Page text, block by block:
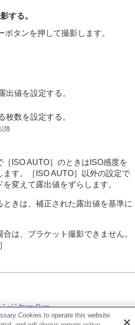
能
を撮影する
設定する
ーにRAW動画を出力する
配信する
する。
ボタンを押して撮影します。
出値を設定する。
枚数を設定する。
降
［ISO AUTO］のときはISO感度を
す。
［ISO AUTO］
以外の設定で
変えて露出値をずらします。
ときは、補正された露出値を基準に
は、ブラケット撮影できません。
ジケーター
Cookies to operate this website.